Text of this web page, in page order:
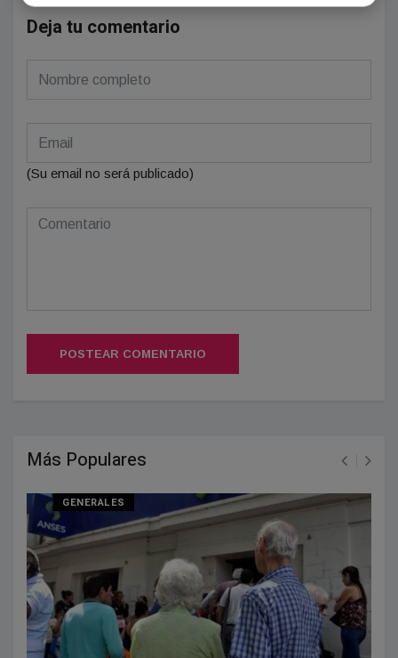
Deja tu comentario
(Su email no será publicado)
POSTEAR COMENTARIO
Más Populares
GENERALES